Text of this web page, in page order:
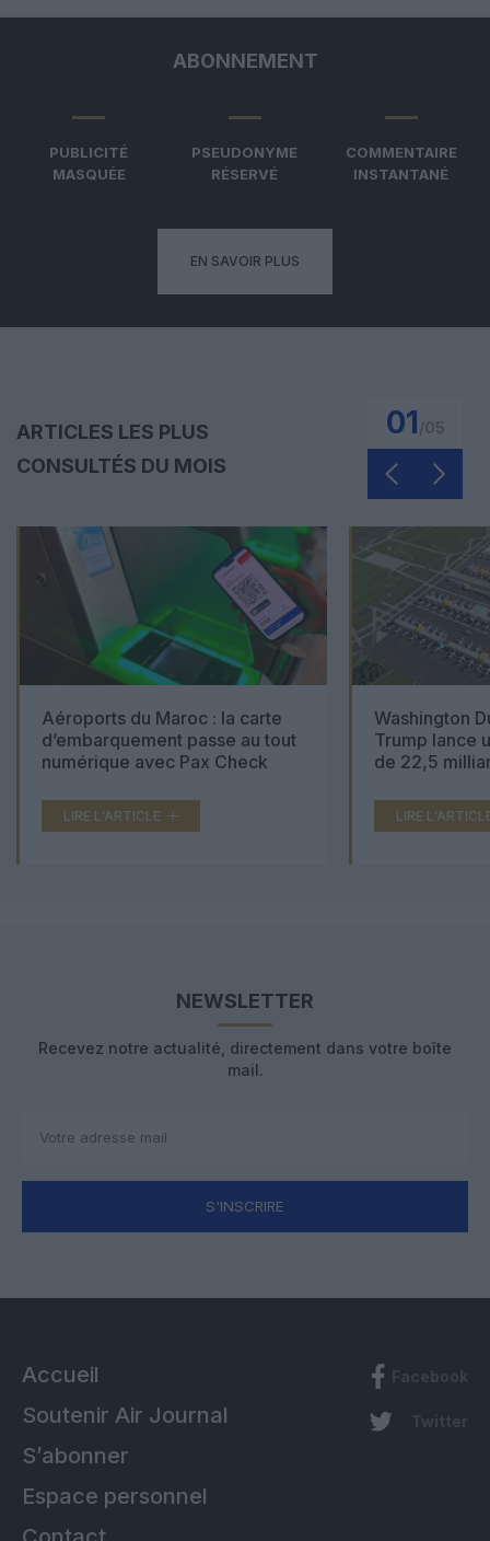
ABONNEMENT
PUBLICITÉ
MASQUÉE
PSEUDONYME
RÉSERVÉ
COMMENTAIRE
INSTANTANÉ
EN SAVOIR PLUS
ARTICLES LES PLUS
CONSULTÉS DU MOIS
01
Aéroports du Maroc : la carte
d’embarquement passe au tout
numérique avec Pax Check
LIRE L'ARTICLE
Washington
Trump lance
de 22,5
LIRE
NEWSLETTER
Recevez notre actualité, directement dans votre boîte
mail.
S'INSCRIRE
Accueil
Soutenir Air Journal
S’abonner
Espace personnel